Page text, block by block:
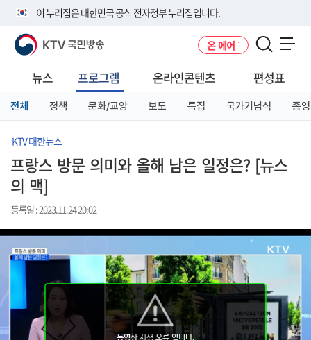
이 누리집은 대한민국 공식 전자정부 누리집입니다.
공식 누리집 주소 확인하기
니다.
이밖에 or.kr 또는 .kr등 다른 도메인 주소를 사용하고 있다면 아래 URL에
서 도메인 주소를 확인해 보세요
KTV 국민방송 온 에어
뉴스 프로그램 온라인콘텐츠 편성표
전체 정책 문화/교양 보도 특집 국가기념식 종영
KTV 대한뉴스
프랑스 방문 의미와 올해 남은 일정은? [뉴스
의 맥]
등록일 : 2023.11.24 20:02